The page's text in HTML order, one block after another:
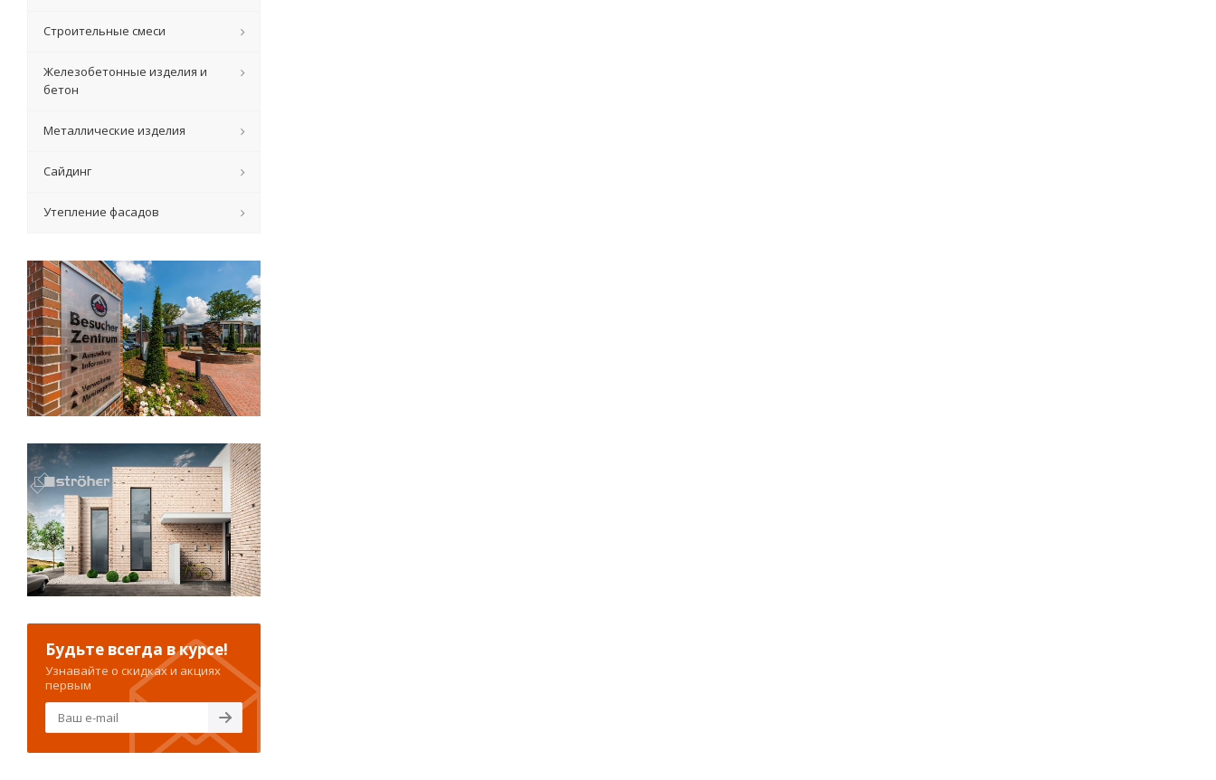
Строительные смеси
Железобетонные изделия и
бетон
Металлические изделия
Сайдинг
Утепление фасадов
Будьте всегда в курсе!
Узнавайте о скидках и акциях
первым